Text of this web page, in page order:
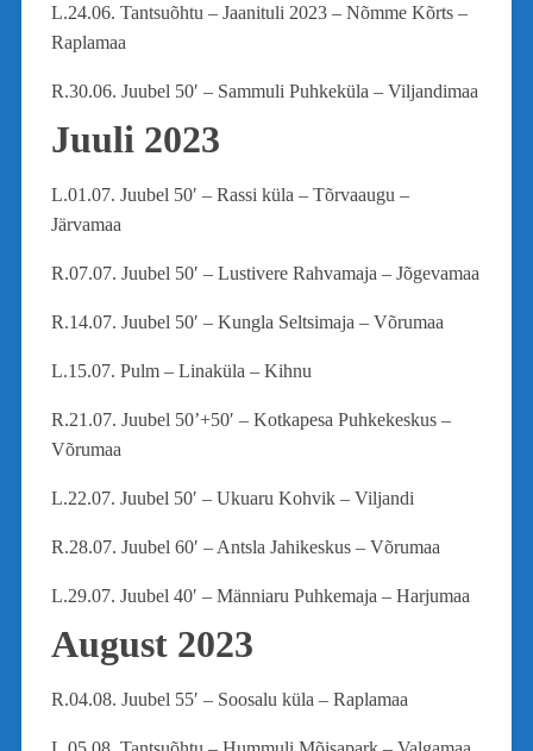
L.24.06. Tantsuõhtu – Jaanituli 2023 – Nõmme Kõrts –
Raplamaa
R.30.06. Juubel 50′ – Sammuli Puhkeküla – Viljandimaa
Juuli 2023
L.01.07. Juubel 50′ – Rassi küla – Tõrvaaugu –
Järvamaa
R.07.07. Juubel 50′ – Lustivere Rahvamaja – Jõgevamaa
R.14.07. Juubel 50′ – Kungla Seltsimaja – Võrumaa
L.15.07. Pulm – Linaküla – Kihnu
R.21.07. Juubel 50’+50′ – Kotkapesa Puhkekeskus –
Võrumaa
L.22.07. Juubel 50′ – Ukuaru Kohvik – Viljandi
R.28.07. Juubel 60′ – Antsla Jahikeskus – Võrumaa
L.29.07. Juubel 40′ – Männiaru Puhkemaja – Harjumaa
August 2023
R.04.08. Juubel 55′ – Soosalu küla – Raplamaa